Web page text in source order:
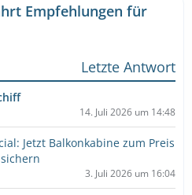
Empfehlungen für
Letzte Antwort
14. Juli 2026 um 14:48
Jetzt Balkonkabine zum Preis
3. Juli 2026 um 16:04